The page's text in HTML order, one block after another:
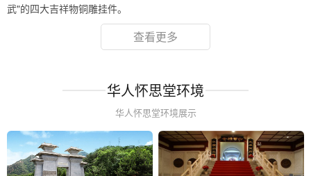
武"的四大吉祥物铜雕挂件。
查看更多
华人怀思堂环境
华人怀思堂环境展示